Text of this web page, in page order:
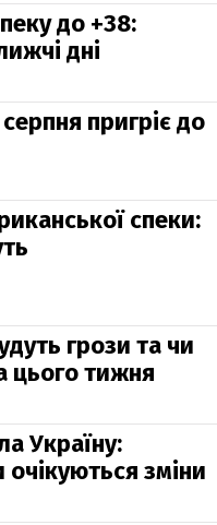
до +38:
дні
пригріє до
спеки:
грози та чи
цього тижня
Україну:
зміни